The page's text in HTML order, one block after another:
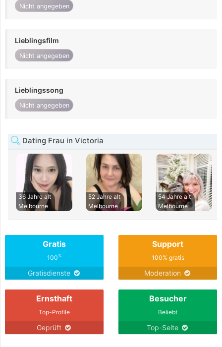
Nicht angegeben
Lieblingsfilm
Nicht angegeben
Lieblingssong
Nicht angegeben
Dating Frau in Victoria
36 Jahre alt
Melbourne
52 Jahre alt
Melbourne
54 Jahre alt
Melbourne
Gratis
100%
Gratisdienste
Support
100% gratis
Moderation
Ernsthaft
Top-Profile
Geprüft
Besucher
Beliebt
Top-Seite